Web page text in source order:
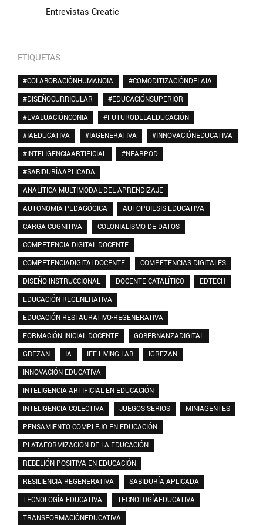
Entrevistas Creatic
ETIQUETAS
#COLABORACIÓNHUMANOIA
#COMODITIZACIÓNDELAIA
#DISEÑOCURRICULAR
#EDUCACIÓNSUPERIOR
#EVALUACIÓNCONIA
#FUTURODELAEDUCACIÓN
#IAEDUCATIVA
#IAGENERATIVA
#INNOVACIÓNEDUCATIVA
#INTELIGENCIAARTIFICIAL
#NEARPOD
#SABIDURÍAAPLICADA
ANALÍTICA MULTIMODAL DEL APRENDIZAJE
AUTONOMÍA PEDAGÓGICA
AUTOPOIESIS EDUCATIVA
CARGA COGNITIVA
COLONIALISMO DE DATOS
COMPETENCIA DIGITAL DOCENTE
COMPETENCIADIGITALDOCENTE
COMPETENCIAS DIGITALES
DISEÑO INSTRUCCIONAL
DOCENTE CATALÍTICO
EDTECH
EDUCACIÓN REGENERATIVA
EDUCACIÓN RESTAURATIVO-REGENERATIVA
FORMACIÓN INICIAL DOCENTE
GOBERNANZADIGITAL
GREZAN
IA IFE LIVING LAB
IGREZAN
INNOVACIÓN EDUCATIVA
INTELIGENCIA ARTIFICIAL EN EDUCACIÓN
INTELIGENCIA COLECTIVA
JUEGOS SERIOS
MINIAGENTES
PENSAMIENTO COMPLEJO EN EDUCACIÓN
PLATAFORMIZACIÓN DE LA EDUCACIÓN
REBELIÓN POSITIVA EN EDUCACIÓN
RESILIENCIA REGENERATIVA
SABIDURÍA APLICADA
TECNOLOGÍA EDUCATIVA
TECNOLOGÍAEDUCATIVA
TRANSFORMACIÓNEDUCATIVA